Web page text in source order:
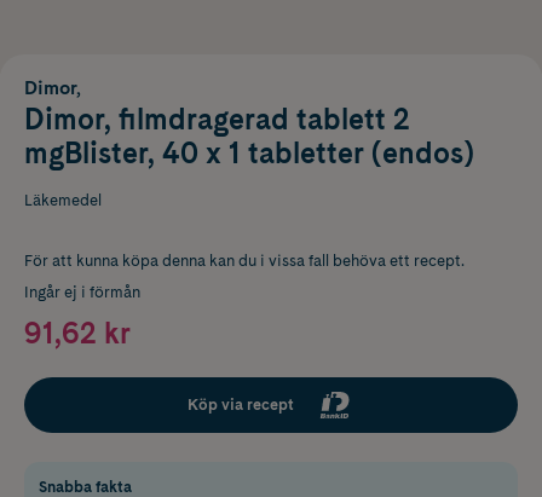
Dimor,
Dimor, filmdragerad tablett 2
mgBlister, 40 x 1 tabletter (endos)
Läkemedel
För att kunna köpa denna kan du i vissa fall behöva ett recept.
Ingår ej i förmån
91,62 kr
Köp via recept
Snabba fakta